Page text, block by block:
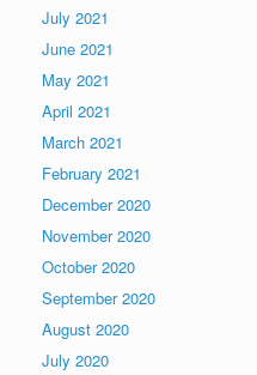
July 2021
June 2021
May 2021
April 2021
March 2021
February 2021
December 2020
November 2020
October 2020
September 2020
August 2020
July 2020